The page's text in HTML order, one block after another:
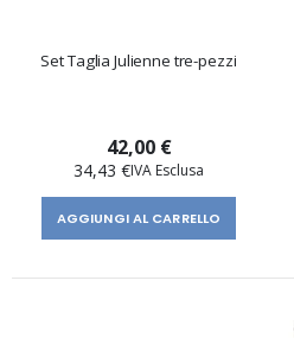
Set Taglia Julienne tre-pezzi
42,00 €
34,43 €
AGGIUNGI AL CARRELLO